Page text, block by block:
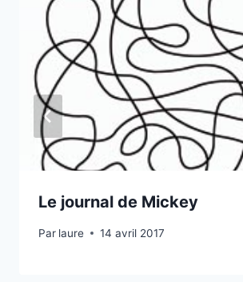
Le journal de Mickey
Par laure 14 avril 2017